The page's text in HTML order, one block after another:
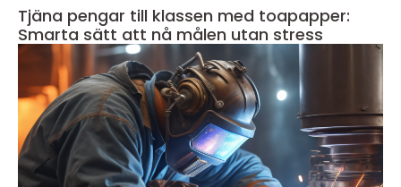
Tjäna pengar till klassen med toapapper:
Smarta sätt att nå målen utan stress